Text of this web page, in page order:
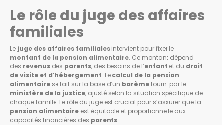
Le rôle du juge des affaires
familiales
Le juge des affaires familiales intervient pour fixer le
montant de la pension alimentaire. Ce montant dépend
des revenus des parents, des besoins de l’enfant et du droit
de visite et d’hébergement. Le calcul de la pension
alimentaire se fait sur la base d’un barèmefourni par le
ministère de la justice, ajusté selon la situation spécifique de
chaque famille. Le rôle du juge est crucial pour s’assurer que la
pension alimentaire est équitable et proportionnelle aux
capacités financières des parents.